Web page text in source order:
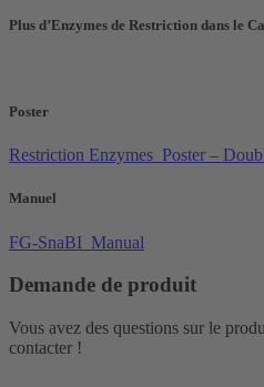
Plus d’Enzymes de Restriction dans le
Poster
Restriction Enzymes_Poster –
Manuel
FG-SnaBI_Manual
Demande de produit
Vous avez des questions sur le
contacter !